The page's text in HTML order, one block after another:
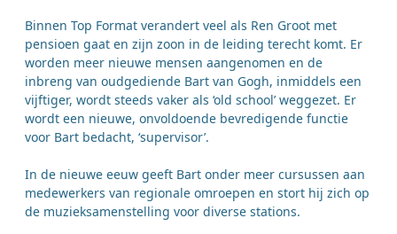
Binnen Top Format verandert veel als Ren Groot met
pensioen gaat en zijn zoon in de leiding terecht komt. Er
worden meer nieuwe mensen aangenomen en de
inbreng van oudgediende Bart van Gogh, inmiddels een
vijftiger, wordt steeds vaker als ‘old school’ weggezet. Er
wordt een nieuwe, onvoldoende bevredigende functie
voor Bart bedacht, ‘supervisor’.
In de nieuwe eeuw geeft Bart onder meer cursussen aan
medewerkers van regionale omroepen en stort hij zich op
de muzieksamenstelling voor diverse stations.